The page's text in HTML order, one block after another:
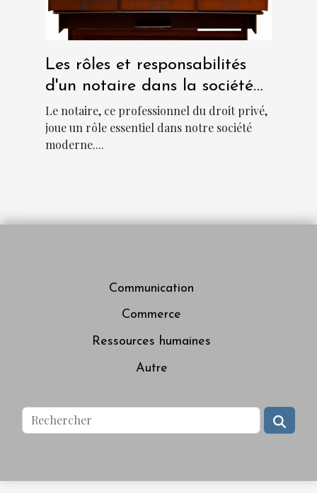
Les rôles et responsabilités
d'un notaire dans la société
moderne
Le notaire, ce professionnel du droit privé,
joue un rôle essentiel dans notre société
moderne....
Communication
Commerce
Ressources humaines
Autre